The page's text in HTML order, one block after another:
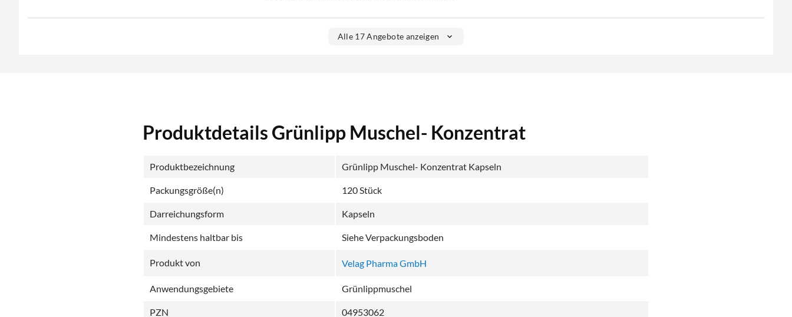
Alle 17 Angebote anzeigen
Produktdetails Grünlipp Muschel- Konzentrat
Produktbezeichnung Grünlipp Muschel- Konzentrat Kapseln
Packungsgröße(n) 120 Stück
Darreichungsform Kapseln
Mindestens haltbar bis Siehe Verpackungsboden
Produkt von Velag Pharma GmbH
Anwendungsgebiete Grünlippmuschel
PZN 04953062